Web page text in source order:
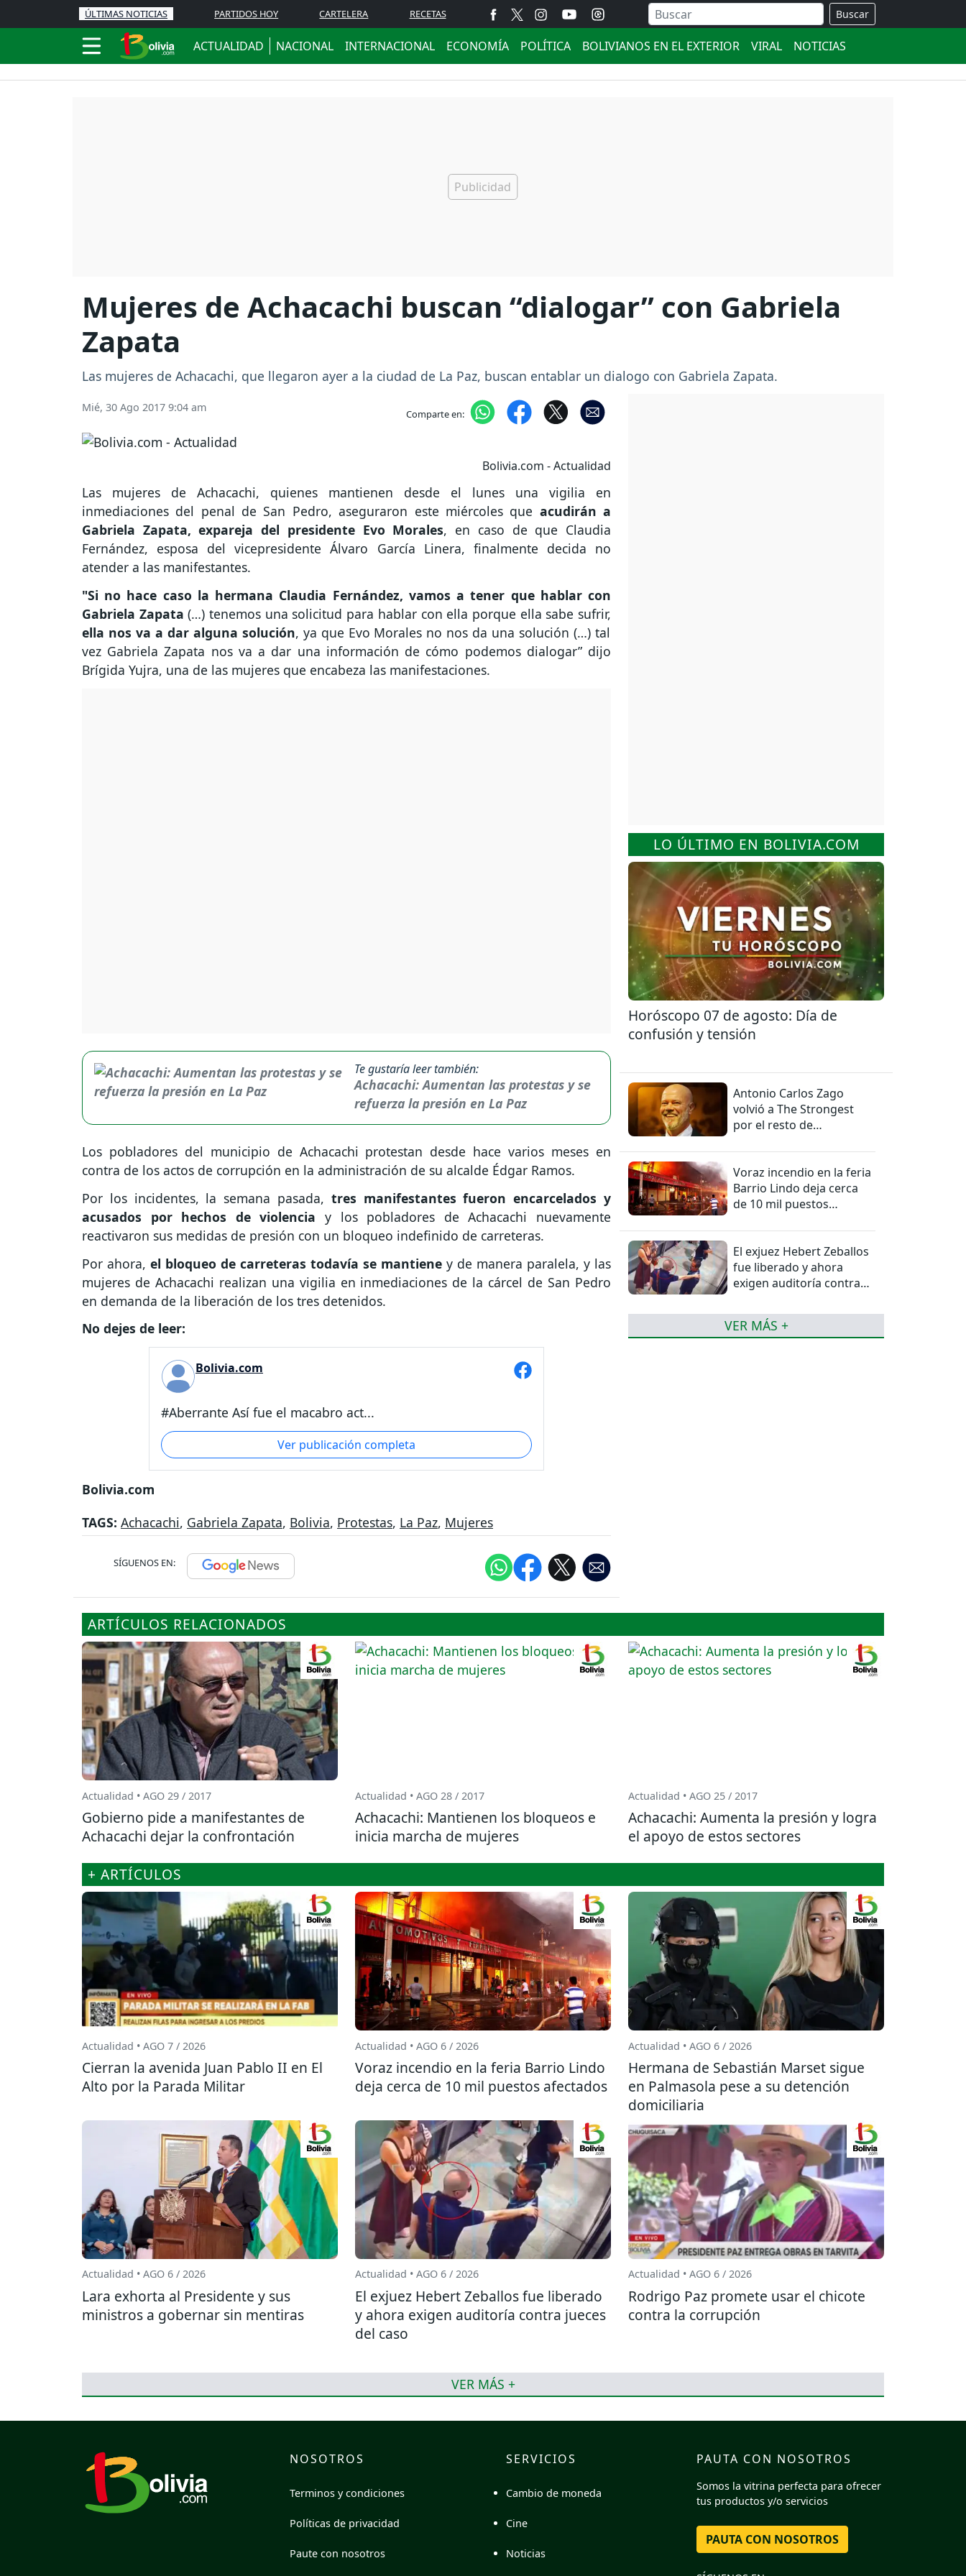
ÚLTIMAS NOTICIAS PARTIDOS HOY CARTELERA RECETAS Buscar
ACTUALIDAD NACIONAL INTERNACIONAL ECONOMÍA POLÍTICA BOLIVIANOS EN EL EXTERIOR VIRAL NOTICIAS
Mujeres de Achacachi buscan “dialogar” con Gabriela
Zapata
Las mujeres de Achacachi, que llegaron ayer a la ciudad de La Paz, buscan entablar un dialogo con Gabriela Zapata.
Mié, 30 Ago 2017 9:04 am Comparte en:
Bolivia.com - Actualidad
Las mujeres de Achacachi, quienes mantienen desde el lunes una vigilia en
inmediaciones del penal de San Pedro, aseguraron este miércoles que acudirán a
Gabriela Zapata, expareja del presidente Evo Morales, en caso de que Claudia
Fernández, esposa del vicepresidente Álvaro García Linera, finalmente decida no
atender a las manifestantes.
"Si no hace caso la hermana Claudia Fernández, vamos a tener que hablar con
Gabriela Zapata(…) tenemos una solicitud para hablar con ella porque ella sabe sufrir,
ella nos va a dar alguna solución, ya que Evo Morales no nos da una solución (…) tal
vez Gabriela Zapata nos va a dar una información de cómo podemos dialogar” dijo
Brígida Yujra, una de las mujeres que encabeza las manifestaciones.
Te gustaría leer también:
Achacachi: Aumentan las protestas y se
refuerza la presión en La Paz
Los pobladores del municipio de Achacachi protestan desde hace varios meses en
contra de los actos de corrupción en la administración de su alcalde Édgar Ramos.
Por los incidentes, la semana pasada, tres manifestantes fueron encarcelados y
acusados por hechos de violencia y los pobladores de Achacachi nuevamente
reactivaron sus medidas de presión con un bloqueo indefinido de carreteras.
Por ahora, el bloqueo de carreteras todavía se mantiene y de manera paralela, y las
mujeres de Achacachi realizan una vigilia en inmediaciones de la cárcel de San Pedro
en demanda de la liberación de los tres detenidos.
No dejes de leer:
Bolivia.com
#Aberrante Así fue el macabro act...
Ver publicación completa
Bolivia.com
TAGS: Achacachi, Gabriela Zapata, Bolivia, Protestas, La Paz, Mujeres
SÍGUENOS EN:
LO ÚLTIMO EN BOLIVIA.COM
Horóscopo 07 de agosto: Día de
confusión y tensión
Antonio Carlos Zago
volvió a The Strongest
por el resto de
Voraz incendio en la feria
Barrio Lindo deja cerca
de 10 mil puestos
El exjuez Hebert Zeballos
fue liberado y ahora
exigen auditoría contra
VER MÁS +
ARTÍCULOS RELACIONADOS
Actualidad • AGO 29 / 2017
Gobierno pide a manifestantes de
Achacachi dejar la confrontación
Actualidad • AGO 28 / 2017
Achacachi: Mantienen los bloqueos e
inicia marcha de mujeres
Actualidad • AGO 25 / 2017
Achacachi: Aumenta la presión y logra
el apoyo de estos sectores
+ ARTÍCULOS
Actualidad • AGO 7 / 2026
Cierran la avenida Juan Pablo II en El
Alto por la Parada Militar
Actualidad • AGO 6 / 2026
Voraz incendio en la feria Barrio Lindo
deja cerca de 10 mil puestos afectados
Actualidad • AGO 6 / 2026
Hermana de Sebastián Marset sigue
en Palmasola pese a su detención
domiciliaria
Actualidad • AGO 6 / 2026
Lara exhorta al Presidente y sus
ministros a gobernar sin mentiras
Actualidad • AGO 6 / 2026
El exjuez Hebert Zeballos fue liberado
y ahora exigen auditoría contra jueces
del caso
Actualidad • AGO 6 / 2026
Rodrigo Paz promete usar el chicote
contra la corrupción
VER MÁS +
NOSOTROS
Terminos y condiciones
Políticas de privacidad
Paute con nosotros
SERVICIOS
Cambio de moneda
Cine
Noticias
PAUTA CON NOSOTROS
Somos la vitrina perfecta para ofrecer
tus productos y/o servicios
PAUTA CON NOSOTROS